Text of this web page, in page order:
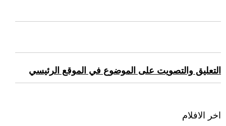
التعليق والتصويت على الموضوع في الموقع الرئيسي
اخر الافلام